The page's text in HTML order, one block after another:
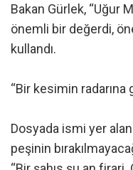
Bakan Gürlek, “Uğur
önemli bir değerdi,
kullandı.
“Bir kesimin
Dosyada ismi yer alan
peşinin